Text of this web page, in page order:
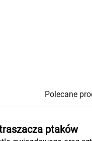
Polecane
ptaków